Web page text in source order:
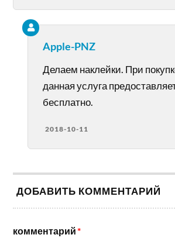
Apple-PNZ
Делаем наклейки. При
данная услуга
бесплатно.
2018-10-11
ДОБАВИТЬ КОММЕНТАРИЙ
комментарий*